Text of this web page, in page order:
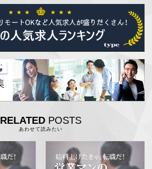
RELATED POSTS
あわせて読みたい